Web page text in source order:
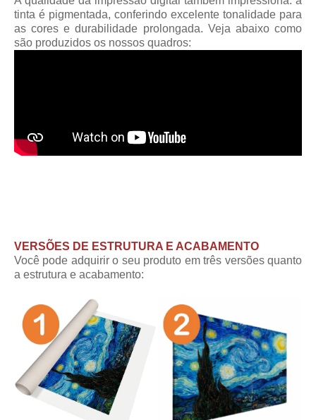
tinta é pigmentada, conferindo excelente tonalidade para
as cores e durabilidade prolongada. Veja abaixo como
são produzidos os nossos quadros:
VERSÕES DE ESTRUTURA E ACABAMENTO
Você pode adquirir o seu produto em três versões quanto
a estrutura e acabamento: